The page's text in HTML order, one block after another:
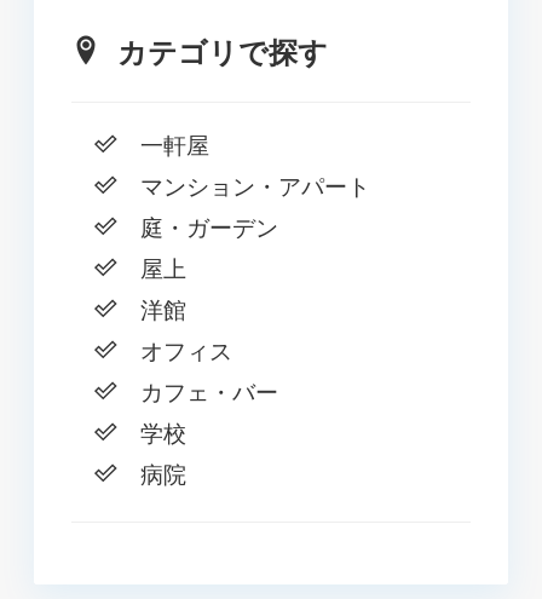
カテゴリで探す
一軒屋
マンション・アパート
庭・ガーデン
屋上
洋館
オフィス
カフェ・バー
学校
病院